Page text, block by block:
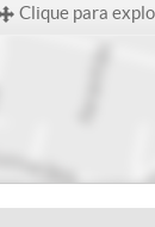
Clique para